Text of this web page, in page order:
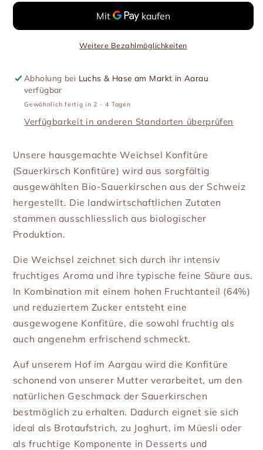
(Bio)
Weitere Bezahlmöglichkeiten
Abholung bei Luchs & Hase am Markt in Aarau
verfügbar
Gewöhnlich fertig in 2 - 4 Tagen
Verfügbarkeit in anderen Standorten überprüfen
Unsere hausgemachte Weichsel Konfitüre
(Sauerkirsch Konfitüre) wird aus sorgfältig
ausgewählten Bio-Sauerkirschen aus der Schweiz
hergestellt. Die landwirtschaftlichen Zutaten
stammen ausschliesslich aus biologischer
Produktion.
Die Weichsel zeichnet sich durch ihr intensiv
fruchtiges Aroma und ihre typische feine Säure aus.
In Kombination mit einem hohen Fruchtanteil (64%)
und reduziertem Zucker entsteht eine
ausgewogene Konfitüre, die sowohl fruchtig als
auch angenehm erfrischend schmeckt.
Auf unserem Hof im Aargau wird die Konfitüre
schonend von unserer Mutter verarbeitet, um den
natürlichen Geschmack der Sauerkirschen
bestmöglich zu erhalten. Dadurch eignet sie sich
ideal als Brotaufstrich, zu Joghurt, im Müesli oder
als fruchtige Komponente in Desserts und